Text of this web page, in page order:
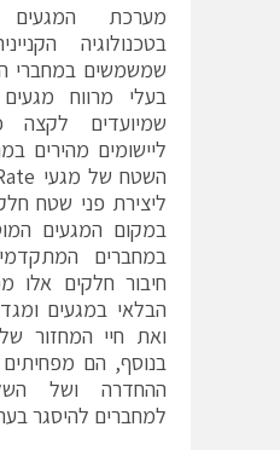
שמיועדים לקצה
ליישומים מהירים
ליצירת פני שטח
במקום המגעים
במחברים
חיבור חלקים אלו
הבלאי במגעים
ואת חיי המחזור
בנוסף, הם
ההחדרה ושל
למחברים להיסגר